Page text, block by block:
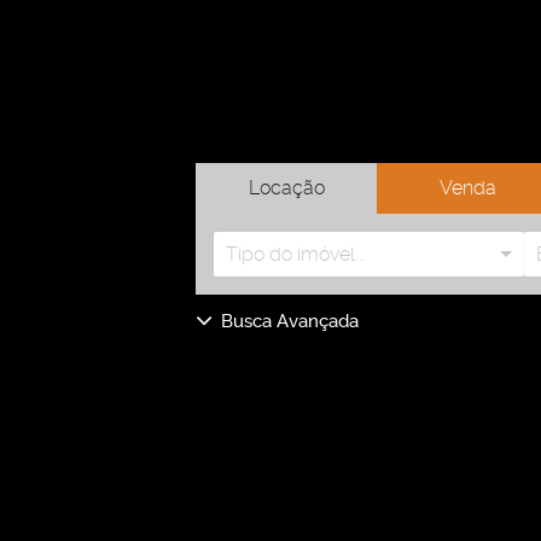
Locação Venda
Tipo do imóvel...
Busca Avançada